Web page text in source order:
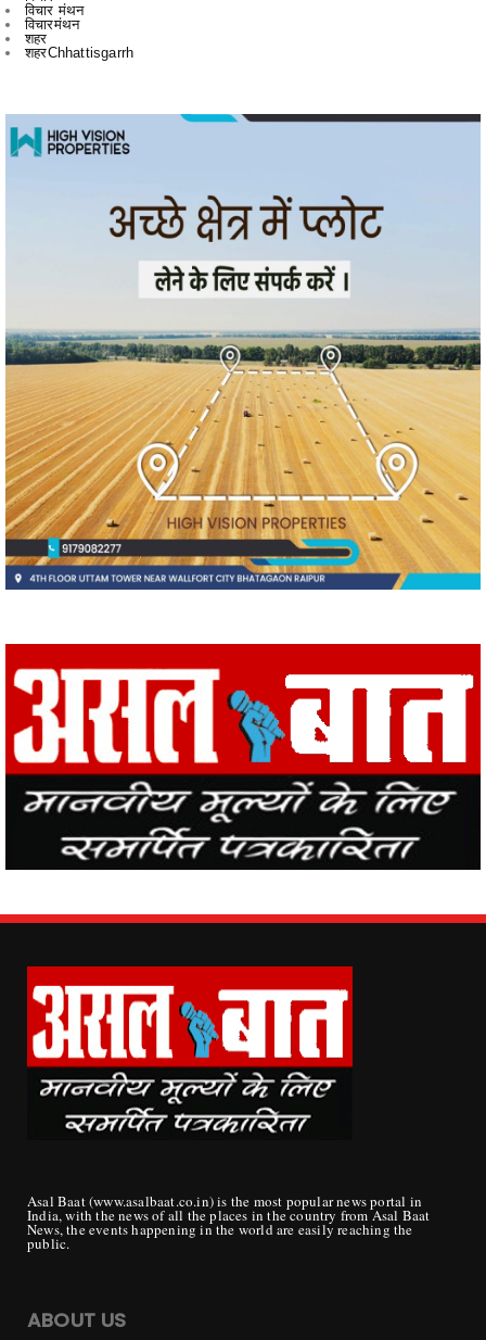
Asal Baat (www.asalbaat.co.in) is the most popular news portal in
ABOUT US
Ashok Kumar Tripathi